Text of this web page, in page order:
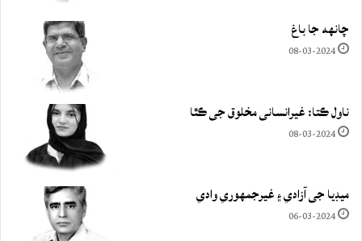
چانهه جا باغ
08-03-2024
ناول ڪتا: غيرانساني مخلوق جي ڪٿا
08-03-2024
ميڊيا جي آزادي ۽ غيرجمھوري وادي
06-03-2024